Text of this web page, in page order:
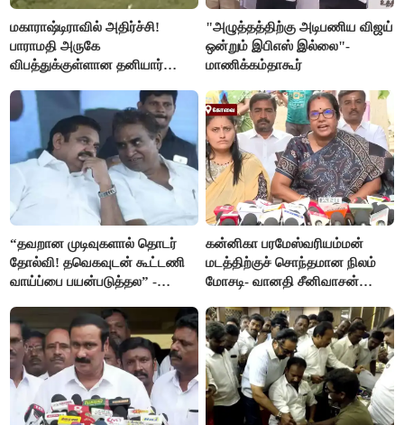
மகாராஷ்டிராவில் அதிர்ச்சி!
பாராமதி அருகே
விபத்துக்குள்ளான தனியார்
"அழுத்தத்திற்கு அடிபணிய விஜய்
ஒன்றும் இபிஎஸ் இல்லை"-
மாணிக்கம்தாகூர்
“தவறான முடிவுகளால் தொடர்
தோல்வி! தவெகவுடன் கூட்டணி
வாய்ப்பை பயன்படுத்தல” -
கன்னிகா பரமேஸ்வரியம்மன்
மடத்திற்குச் சொந்தமான நிலம்
மோசடி- வானதி சீனிவாசன்